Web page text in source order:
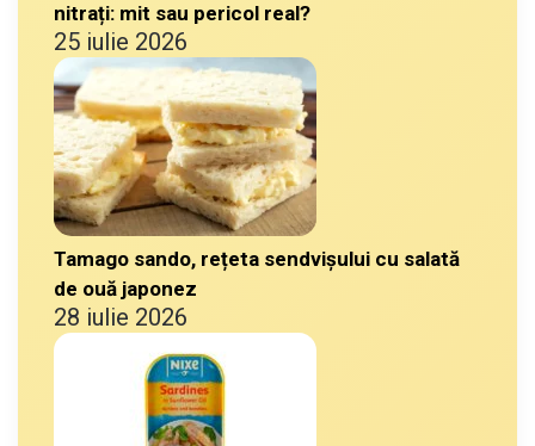
nitrați: mit sau pericol real?
25 iulie 2026
Tamago sando, rețeta sendvișului cu salată
de ouă japonez
28 iulie 2026